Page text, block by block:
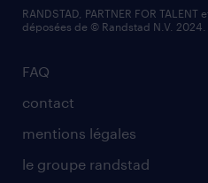
FAQ
contact
mentions légales
le groupe randstad
RANDSTAD, PARTNER FOR TALENT
déposées de © Randstad N.V. 2024.